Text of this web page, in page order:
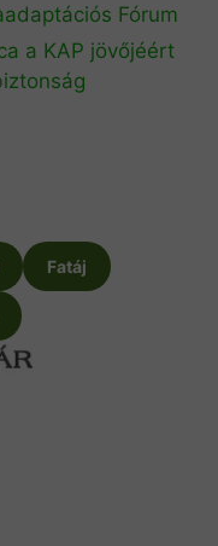
Fórum
a KAP jövőjéért
Fatáj